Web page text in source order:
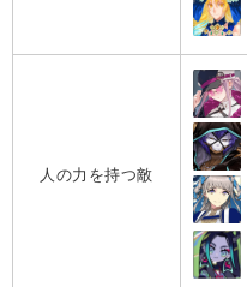
人の力を持つ敵